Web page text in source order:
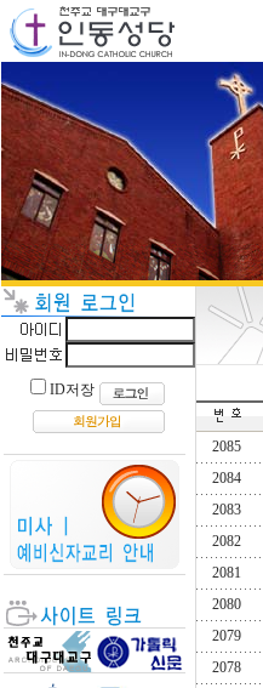
ID저장
2085
2084
2083
2082
2081
2080
2079
2078